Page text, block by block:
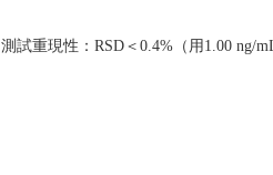
測試重現性：RSD＜0.4%（用1.00 ng/